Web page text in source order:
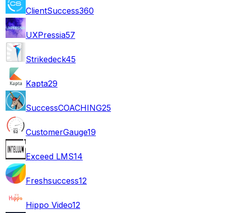
ClientSuccess360
UXPressia57
Strikedeck45
Kapta29
SuccessCOACHING25
CustomerGauge19
Exceed LMS14
Freshsuccess12
Hippo Video12